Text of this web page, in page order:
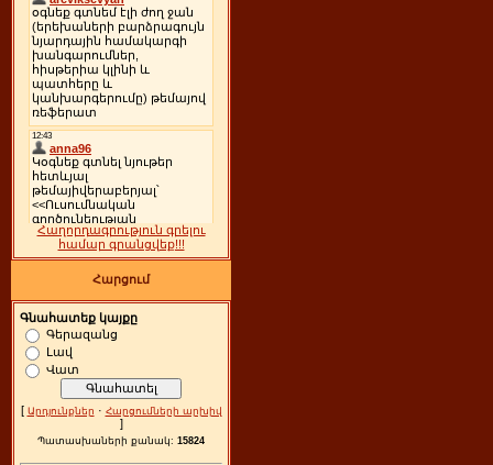
Հաղորդագրություն գրելու
համար գրանցվեք!!!
Հարցում
Գնահատեք կայքը
Գերազանց
Լավ
Վատ
[ Արդյունքներ · Հարցումների արխիվ
]
Պատասխաների քանակ: 15824